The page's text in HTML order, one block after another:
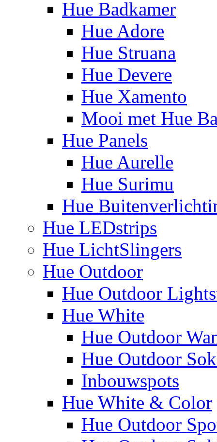
Hue Badkamer
Hue Adore
Hue Struana
Hue Devere
Hue Xamento
Mooi met Hue
Hue Panels
Hue Aurelle
Hue Surimu
Hue
Hue LEDstrips
Hue LichtSlingers
Hue Outdoor
Hue Outdoor
Hue White
Hue Outdoor
Hue Outdoor
Inbouwspots
Hue White & Color
Hue Outdoor